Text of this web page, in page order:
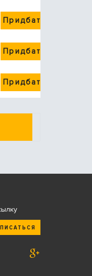
Придбати
Придбати
Придбати